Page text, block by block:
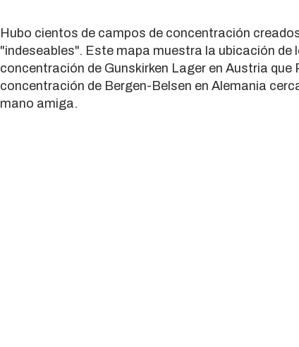
Hubo cientos de campos de concentración
"indeseables". Este mapa muestra la ubicación
concentración de Gunskirken Lager en Austria que
concentración de Bergen-Belsen en Alemania
mano amiga.